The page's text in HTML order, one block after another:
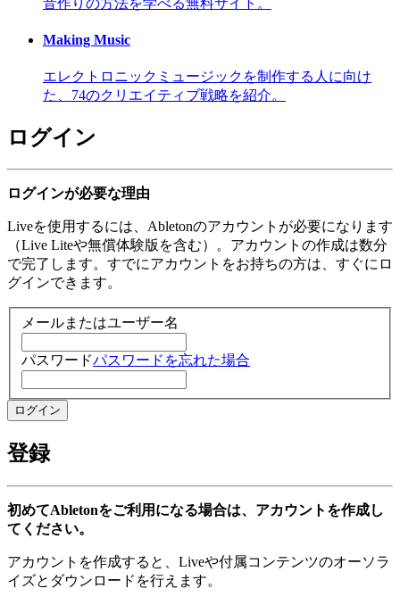
音作りの方法を学べる無料サイト。
Making Music
エレクトロニックミュージックを制作する人に向け
た、74のクリエイティブ戦略を紹介。
ログイン
ログインが必要な理由
Liveを使用するには、Abletonのアカウントが必要になります
（Live Liteや無償体験版を含む）。アカウントの作成は数分
で完了します。すでにアカウントをお持ちの方は、すぐにロ
グインできます。
メールまたはユーザー名
パスワードパスワードを忘れた場合
登録
初めてAbletonをご利用になる場合は、アカウントを作成し
てください。
アカウントを作成すると、Liveや付属コンテンツのオーソラ
イズとダウンロードを行えます。